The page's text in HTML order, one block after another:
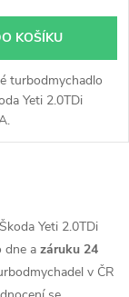
KOŠÍKU
turbodmychadlo
Yeti 2.0TDi
Yeti 2.0TDi
dne a záruku 24
v ČR